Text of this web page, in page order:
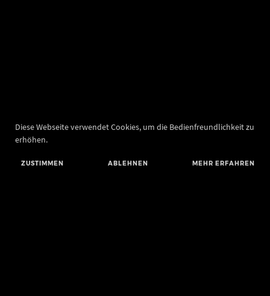
Diese Webseite verwendet Cookies, um die Bedienfreundlichkeit zu
erhöhen.
ZUSTIMMEN ABLEHNEN MEHR ERFAHREN